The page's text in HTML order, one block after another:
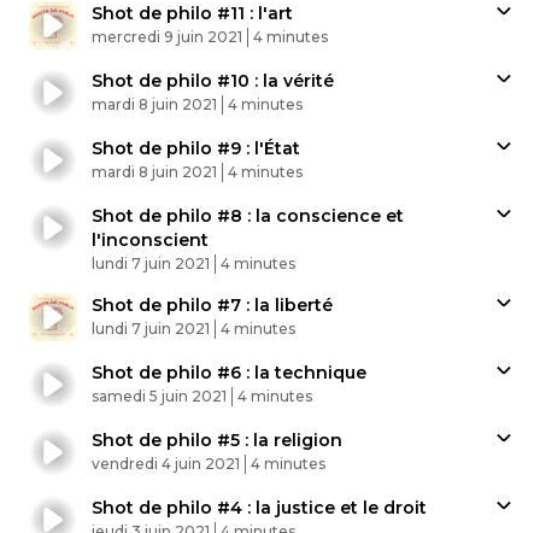
Shot de philo #11 : l'art
Published At
mercredi 9 juin 2021 Time
4 minutes
Shot de philo #10 : la vérité
Published At
mardi 8 juin 2021 Time
4 minutes
Shot de philo #9 : l'État
Published At
mardi 8 juin 2021 Time
4 minutes
Shot de philo #8 : la conscience et
l'inconscient
Published At
lundi 7 juin 2021 Time
4 minutes
Shot de philo #7 : la liberté
Published At
lundi 7 juin 2021 Time
4 minutes
Shot de philo #6 : la technique
Published At
samedi 5 juin 2021 Time
4 minutes
Shot de philo #5 : la religion
Published At
vendredi 4 juin 2021 Time
4 minutes
Shot de philo #4 : la justice et le droit